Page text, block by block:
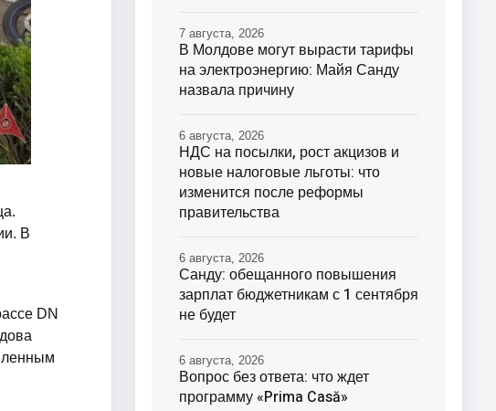
В
DN
В Молдове могут вырасти тарифы
на электроэнергию: Майя Санду
назвала причину
7 августа, 2026
НДС на посылки, рост акцизов и
новые налоговые льготы: что
изменится после реформы
правительства
6 августа, 2026
Санду: обещанного повышения
зарплат бюджетникам с 1 сентября
не будет
6 августа, 2026
Вопрос без ответа: что ждет
программу «Prima Casă»
6 августа, 2026